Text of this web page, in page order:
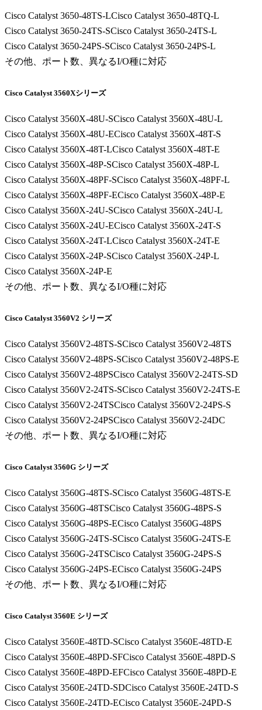
Cisco Catalyst 3650-48TS-LCisco Catalyst 3650-48TQ-L
Cisco Catalyst 3650-24TS-SCisco Catalyst 3650-24TS-L
Cisco Catalyst 3650-24PS-SCisco Catalyst 3650-24PS-L
その他、ポート数、異なるI/O種に対応
Cisco Catalyst 3560Xシリーズ
Cisco Catalyst 3560X-48U-SCisco Catalyst 3560X-48U-L
Cisco Catalyst 3560X-48U-ECisco Catalyst 3560X-48T-S
Cisco Catalyst 3560X-48T-LCisco Catalyst 3560X-48T-E
Cisco Catalyst 3560X-48P-SCisco Catalyst 3560X-48P-L
Cisco Catalyst 3560X-48PF-SCisco Catalyst 3560X-48PF-L
Cisco Catalyst 3560X-48PF-ECisco Catalyst 3560X-48P-E
Cisco Catalyst 3560X-24U-SCisco Catalyst 3560X-24U-L
Cisco Catalyst 3560X-24U-ECisco Catalyst 3560X-24T-S
Cisco Catalyst 3560X-24T-LCisco Catalyst 3560X-24T-E
Cisco Catalyst 3560X-24P-SCisco Catalyst 3560X-24P-L
Cisco Catalyst 3560X-24P-E
その他、ポート数、異なるI/O種に対応
Cisco Catalyst 3560V2 シリーズ
Cisco Catalyst 3560V2-48TS-SCisco Catalyst 3560V2-48TS
Cisco Catalyst 3560V2-48PS-SCisco Catalyst 3560V2-48PS-E
Cisco Catalyst 3560V2-48PSCisco Catalyst 3560V2-24TS-SD
Cisco Catalyst 3560V2-24TS-SCisco Catalyst 3560V2-24TS-E
Cisco Catalyst 3560V2-24TSCisco Catalyst 3560V2-24PS-S
Cisco Catalyst 3560V2-24PSCisco Catalyst 3560V2-24DC
その他、ポート数、異なるI/O種に対応
Cisco Catalyst 3560G シリーズ
Cisco Catalyst 3560G-48TS-SCisco Catalyst 3560G-48TS-E
Cisco Catalyst 3560G-48TSCisco Catalyst 3560G-48PS-S
Cisco Catalyst 3560G-48PS-ECisco Catalyst 3560G-48PS
Cisco Catalyst 3560G-24TS-SCisco Catalyst 3560G-24TS-E
Cisco Catalyst 3560G-24TSCisco Catalyst 3560G-24PS-S
Cisco Catalyst 3560G-24PS-ECisco Catalyst 3560G-24PS
その他、ポート数、異なるI/O種に対応
Cisco Catalyst 3560E シリーズ
Cisco Catalyst 3560E-48TD-SCisco Catalyst 3560E-48TD-E
Cisco Catalyst 3560E-48PD-SFCisco Catalyst 3560E-48PD-S
Cisco Catalyst 3560E-48PD-EFCisco Catalyst 3560E-48PD-E
Cisco Catalyst 3560E-24TD-SDCisco Catalyst 3560E-24TD-S
Cisco Catalyst 3560E-24TD-ECisco Catalyst 3560E-24PD-S